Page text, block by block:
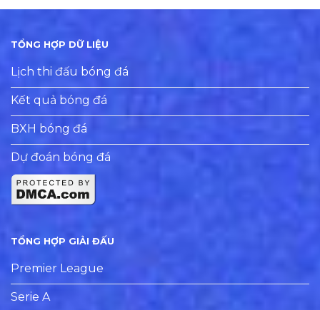
TỔNG HỢP DỮ LIỆU
Lịch thi đấu bóng đá
Kết quả bóng đá
BXH bóng đá
Dự đoán bóng đá
TỔNG HỢP GIẢI ĐẤU
Premier League
Serie A